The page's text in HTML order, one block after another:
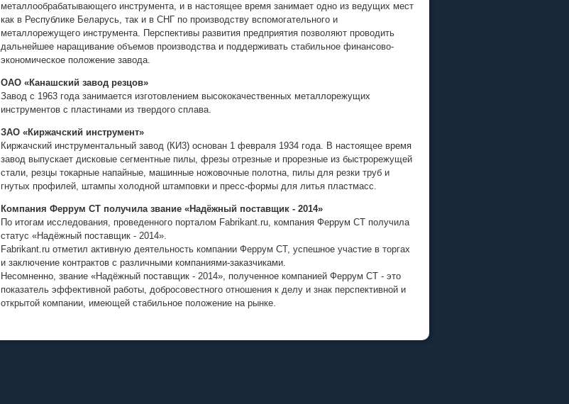
металлообрабатывающего инструмента, и в настоящее время занимает одно из ведущих мест
как в Республике Беларусь, так и в СНГ по производству вспомогательного и
металлорежущего инструмента. Перспективы развития предприятия позволяют проводить
дальнейшее наращивание объемов производства и поддерживать стабильное финансово-
экономическое положение завода.
ОАО «Канашский завод резцов»
Завод с 1963 года занимается изготовлением высококачественных металлорежущих
инструментов с пластинами из твердого сплава.
ЗАО «Киржачский инструмент»
Киржачский инструментальный завод (КИ3) основан 1 февраля 1934 года. В настоящее время
завод выпускает дисковые сегментные пилы, фрезы отрезные и прорезные из быстрорежущей
стали, резцы токарные напайные, машинные ножовочные полотна, пилы для резки труб и
гнутых профилей, штампы холодной штамповки и пресс-формыдля литья пластмасс.
Компания Феррум СТ получила звание «Надёжный поставщик - 2014»
По итогам исследования, проведенного порталом Fabrikant.ru, компания Феррум СТ получила
статус «Надёжный поставщик - 2014».
Fabrikant.ru отметил активную деятельность компании Феррум СТ, успешное участие в торгах
и заключение контрактов с различными компаниями-заказчиками.
Несомненно, звание «Надёжный поставщик - 2014», полученное компанией Феррум СТ - это
показатель эффективной работы, добросовестного отношения к делу и знак перспективной и
открытой компании, имеющей стабильное положение на рынке.